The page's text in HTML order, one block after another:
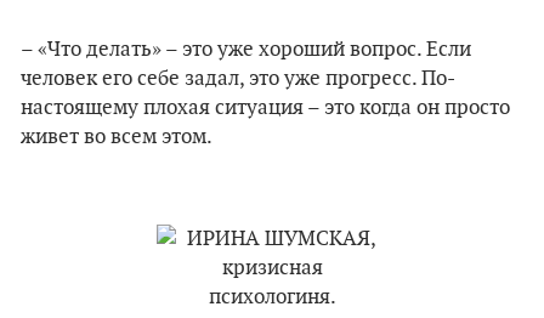
– «Что делать» – это уже хороший вопрос. Если
человек его себе задал, это уже прогресс. По-
настоящему плохая ситуация – это когда он просто
живет во всем этом.